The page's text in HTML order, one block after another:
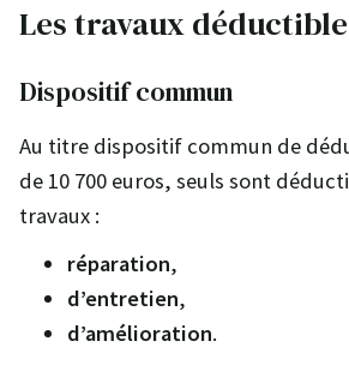
Les travaux
Dispositif commun
Au titre dispositif commun de
de 10 700 euros, seuls sont
travaux :
réparation,
d’entretien,
d’amélioration.